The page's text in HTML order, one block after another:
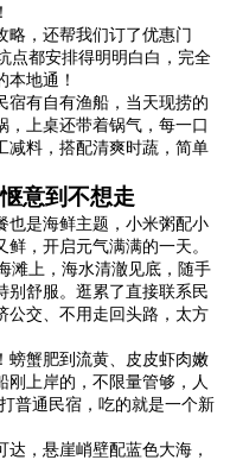
略，还帮我们订了优惠门
点都安排得明明白白，完全
地通！
宿有自有渔船，当天现捞的
，上桌还带着锅气，每一口
减料，搭配清爽时蔬，简单
意到不想走
也是海鲜主题，小米粥配小
，开启元气满满的一天。
滩上，海水清澈见底，随手
别舒服。逛累了直接联系民
公交、不用走回头路，太方
螃蟹肥到流黄、皮皮虾肉嫩
上岸的，不限量管够，人
普通民宿，吃的就是一个新
，悬崖峭壁配蓝色大海，